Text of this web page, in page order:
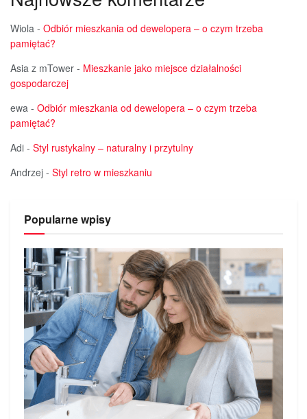
Wiola - Odbiór mieszkania od dewelopera – o czym trzeba
pamiętać?
Asia z mTower - Mieszkanie jako miejsce działalności
gospodarczej
ewa - Odbiór mieszkania od dewelopera – o czym trzeba
pamiętać?
Adi - Styl rustykalny – naturalny i przytulny
Andrzej - Styl retro w mieszkaniu
Popularne wpisy